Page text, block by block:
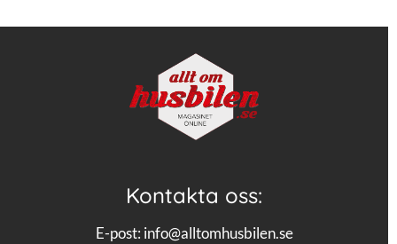
Kontakta oss:
E-post: info@alltomhusbilen.se